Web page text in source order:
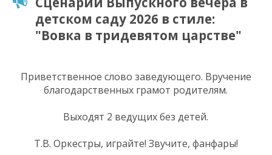
детском саду 2026 в стиле:
"Вовка в тридевятом царстве"
Приветственное слово заведующего. Вручение
благодарственных грамот родителям.
Выходят 2 ведущих без детей.
Т.В. Оркестры, играйте! Звучите, фанфары!